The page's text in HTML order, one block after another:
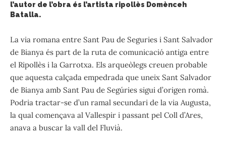
l’autor de l’obra és l’artista ripollès Domènceh
Batalla.
La via romana entre Sant Pau de Seguries i Sant Salvador
de Bianya és part de la ruta de comunicació antiga entre
el Ripollès i la Garrotxa. Els arqueòlegs creuen probable
que aquesta calçada empedrada que uneix Sant Salvador
de Bianya amb Sant Pau de Segúries sigui d’origen romà.
Podria tractar-se d’un ramal secundari de la via Augusta,
la qual començava al Vallespir i passant pel Coll d’Ares,
anava a buscar la vall del Fluvià.